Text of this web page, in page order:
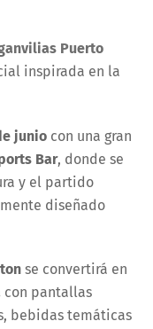
Puerto
inspirada en la
junio con una gran
Bar, donde se
y el partido
diseñado
se convertirá en
con pantallas
bebidas temáticas